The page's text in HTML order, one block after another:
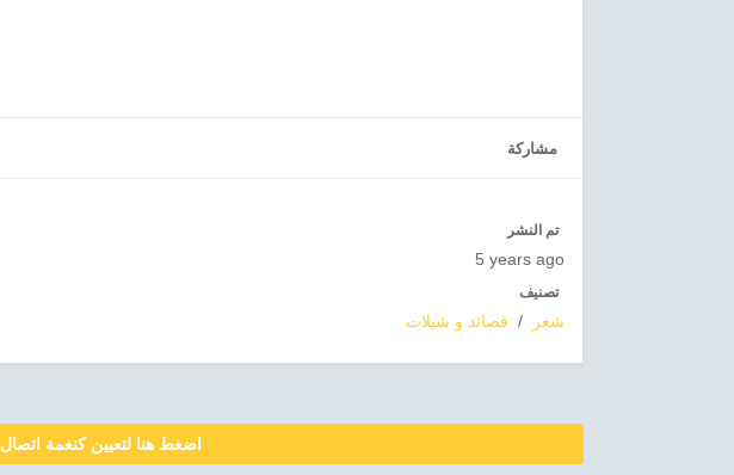
مشاركة
تم النشر
5 years ago
تصنيف
شعر / قصائد و شيلات
اضغط هنا لتعيين كنغمة اتصال